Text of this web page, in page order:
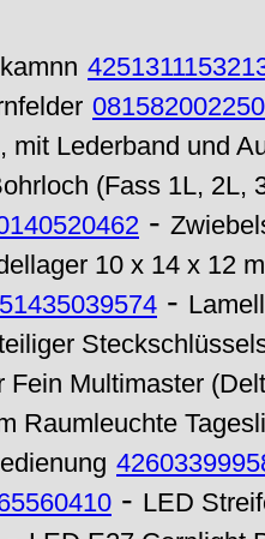
mit Lederband und
(Fass 1L, 2L,
-
10 x 14 x 12
-
Fein Multimaster
Raumleuchte
- LED